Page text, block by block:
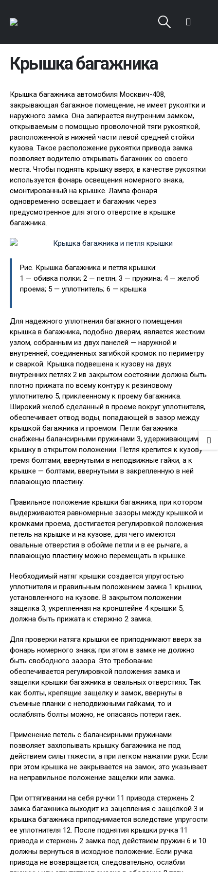
Крышка багажника
Крышка багажника автомобиля Москвич-408,
закрывающая багажное помещение, не имеет рукоятки и
наружного замка. Она запирается внутренним замком,
открываемым с помощью проволочной тяги рукояткой,
расположенной в нижней части левой средней стойки
кузова. Такое расположение рукоятки привода замка
позволяет водителю открывать багажник со своего
места. Чтобы поднять крышку вверх, в качестве рукоятки
используется фонарь освещения номерного знака,
смонтированный на крышке. Лампа фонаря
одновременно освещает и багажник через
предусмотренное для этого отверстие в крышке
багажника.
Рис. Крышка багажника и петля крышки:
1 — обивка полки; 2 — петлн; 3 — пружина; 4 — желоб
проема; 5 — уплотнитель; 6 — крышка
Для надежного уплотнения багажного помещения
крышка в багажника, подобно дверям, является жестким
узлом, собранным из двух панелей — наружной и
внутренней, соединенных загибкой кромок по периметру
и сваркой. Крышка подвешена к кузову на двух
внутренних петлях 2 ив закрытом состоянии должна быть
плотно прижата по всему контуру к резиновому
уплотнителю 5, приклеенному к проему багажника.
Широкий желоб сделанный в проеме вокруг уплотнителя,
обеспечивает отвод воды, попадающей в зазор между
крышкой багажника и проемом. Петли багажника
снабжены балансирными пружинами 3, удерживающими
крышку в открытом положении. Петля крепится к кузову
тремя болтами, ввернутыми в неподвижные гайки, а к
крышке — болтами, ввернутыми в закрепленную в ней
плавающую пластину.
Правильное положение крышки багажника, при котором
выдерживаются равномерные зазоры между крышкой и
кромками проема, достигается регулировкой положения
петель на крышке и на кузове, для чего имеются
овальные отверстия в обойме петли и в ее рычаге, а
плавающую пластину можно перемещать в крышке.
Необходимый натяг крышки создается упругостью
уплотнителя и правильным положением замка 1 крышки,
установленного на кузове. В закрытом положении
защелка 3, укрепленная на кронштейне 4 крышки 5,
должна быть прижата к стержню 2 замка.
Для проверки натяга крышки ее приподнимают вверх за
фонарь номерного знака; при этом в замке не должно
быть свободного зазора. Это требование
обеспечивается регулировкой положения замка и
защелки крышки багажника в овальных отверстиях. Так
как болты, крепящие защелку и замок, ввернуты в
съемные планки с неподвижными гайками, то и
ослаблять болты можно, не опасаясь потери гаек.
Применение петель с балансирными пружинами
позволяет захлопывать крышку багажника не под
действием силы тяжести, а при легком нажатии руки. Если
при этом крышка не закрывается на замок, это указывает
на неправильное положение защелки или замка.
При оттягивании на себя ручки 11 привода стержень 2
замка багажника выходит из зацепления с защёлкой 3 и
крышка багажника приподнимается вследствие упругости
ее уплотнителя 12. После поднятия крышки ручка 11
привода и стержень 2 замка под действием пружин 6 и 10
должны вернуться в исходное положение. Если ручка
привода не возвращается, следовательно, ослабли